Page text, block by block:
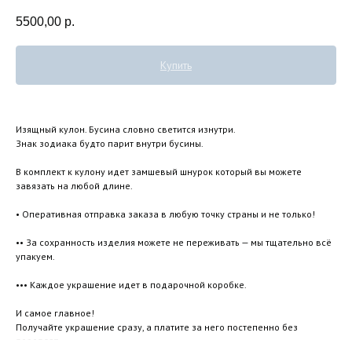
5500,00 р.
Купить
Изящный кулон. Бусина словно светится изнутри.
Знак зодиака будто парит внутри бусины.
В комплект к кулону идет замшевый шнурок который вы можете
завязать на любой длине.
• Оперативная отправка заказа в любую точку страны и не только!
•• За сохранность изделия можете не переживать — мы тщательно всё
упакуем.
••• Каждое украшение идет в подарочной коробке.
И самое главное!
Получайте украшение сразу, а платите за него постепенно без